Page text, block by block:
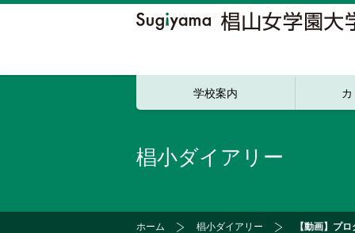
学校案内
椙小ダイアリー
ホーム 椙小ダイアリー 【動画】プ